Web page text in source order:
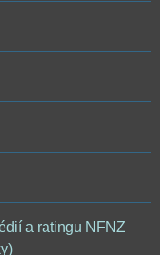
a ratingu NFNZ